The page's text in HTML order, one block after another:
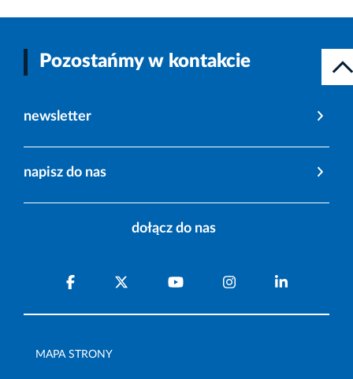
Pozostańmy w kontakcie
newsletter
napisz do nas
dołącz do nas
MAPA STRONY